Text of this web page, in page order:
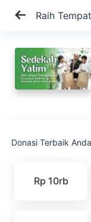
Raih
Donasi Terbaik Anda
Rp 10rb